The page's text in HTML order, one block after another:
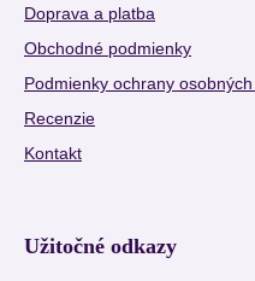
Doprava a platba
Obchodné podmienky
Podmienky ochrany
Recenzie
Kontakt
Užitočné odkazy